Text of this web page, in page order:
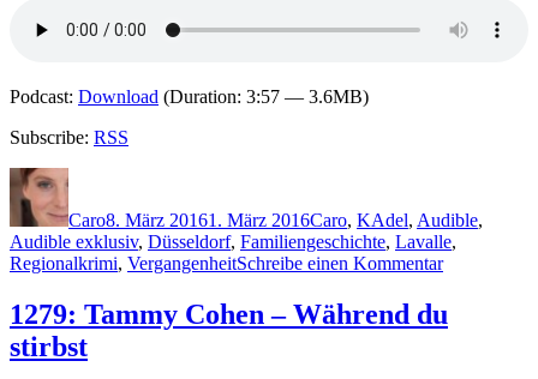
Podcast: Download (Duration: 3:57 — 3.6MB)
Subscribe: RSS
Autor
Caro8. März 20161. März 2016Caro, KAdel, Audible,
Audible exklusiv, Düsseldorf, Familiengeschichte, Lavalle,
Regionalkrimi, VergangenheitSchreibe einen Kommentarzu
Koch
1279: Tammy Cohen – Während du
stirbst